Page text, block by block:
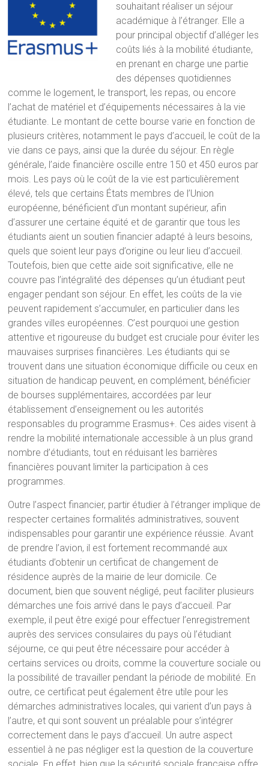
souhaitant réaliser un séjour
académique à l’étranger. Elle a
pour principal objectif d’alléger les
coûts liés à la mobilité étudiante,
en prenant en charge une partie
des dépenses quotidiennes
comme le logement, le transport, les repas, ou encore
l’achat de matériel et d’équipements nécessaires à la vie
étudiante. Le montant de cette bourse varie en fonction de
plusieurs critères, notamment le pays d’accueil, le coût de la
vie dans ce pays, ainsi que la durée du séjour. En règle
générale, l’aide financière oscille entre 150 et 450 euros par
mois. Les pays où le coût de la vie est particulièrement
élevé, tels que certains États membres de l’Union
européenne, bénéficient d’un montant supérieur, afin
d’assurer une certaine équité et de garantir que tous les
étudiants aient un soutien financier adapté à leurs besoins,
quels que soient leur pays d’origine ou leur lieu d’accueil.
Toutefois, bien que cette aide soit significative, elle ne
couvre pas l’intégralité des dépenses qu’un étudiant peut
engager pendant son séjour. En effet, les coûts de la vie
peuvent rapidement s’accumuler, en particulier dans les
grandes villes européennes. C’est pourquoi une gestion
attentive et rigoureuse du budget est cruciale pour éviter les
mauvaises surprises financières. Les étudiants qui se
trouvent dans une situation économique difficile ou ceux en
situation de handicap peuvent, en complément, bénéficier
de bourses supplémentaires, accordées par leur
établissement d’enseignement ou les autorités
responsables du programme Erasmus+. Ces aides visent à
rendre la mobilité internationale accessible à un plus grand
nombre d’étudiants, tout en réduisant les barrières
financières pouvant limiter la participation à ces
programmes.
Outre l’aspect financier, partir étudier à l’étranger implique de
respecter certaines formalités administratives, souvent
indispensables pour garantir une expérience réussie. Avant
de prendre l’avion, il est fortement recommandé aux
étudiants d’obtenir un certificat de changement de
résidence auprès de la mairie de leur domicile. Ce
document, bien que souvent négligé, peut faciliter plusieurs
démarches une fois arrivé dans le pays d’accueil. Par
exemple, il peut être exigé pour effectuer l’enregistrement
auprès des services consulaires du pays où l’étudiant
séjourne, ce qui peut être nécessaire pour accéder à
certains services ou droits, comme la couverture sociale ou
la possibilité de travailler pendant la période de mobilité. En
outre, ce certificat peut également être utile pour les
démarches administratives locales, qui varient d’un pays à
l’autre, et qui sont souvent un préalable pour s’intégrer
correctement dans le pays d’accueil. Un autre aspect
essentiel à ne pas négliger est la question de la couverture